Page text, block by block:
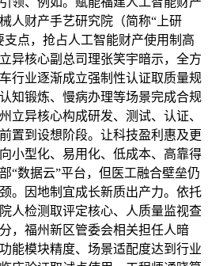
人财产手艺研究院（简称“上研
支点，抢占人工智能财产使用制高
异核心副总司理张笑宇暗示，全方
行业逐渐成立强制性认证取质量规
知锻炼、慢病办理等场景完成合规
立异核心构成研发、测试、认证、
置到设想阶段。让科技盈利惠及更
小型化、易用化、低成本、高靠得
“数据云”平台，但医工融合壁垒仍
。因地制宜成长新质出产力。依托
人检测取评定核心、人质量监视查
，福州新区管委会相关担任人暗
能模块精度、场景适配度达到行业